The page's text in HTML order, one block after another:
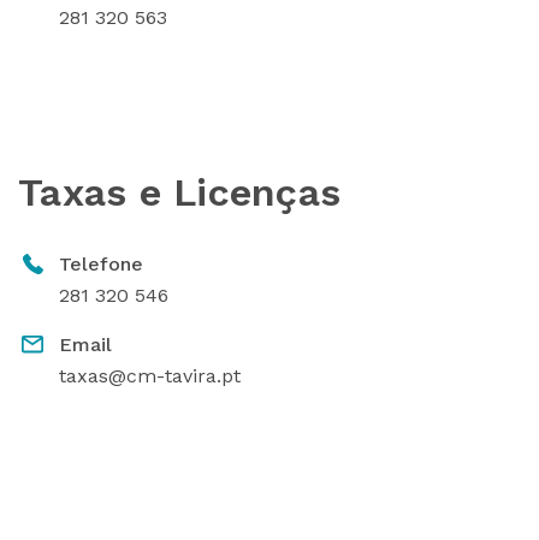
281 320 563
Taxas e Licenças
Telefone
281 320 546
Email
taxas@cm-tavira.pt